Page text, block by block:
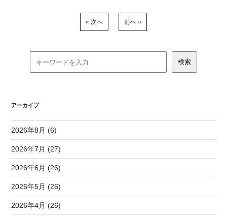
« 次へ 前へ »
アーカイブ
2026年8月 (6)
2026年7月 (27)
2026年6月 (26)
2026年5月 (26)
2026年4月 (26)